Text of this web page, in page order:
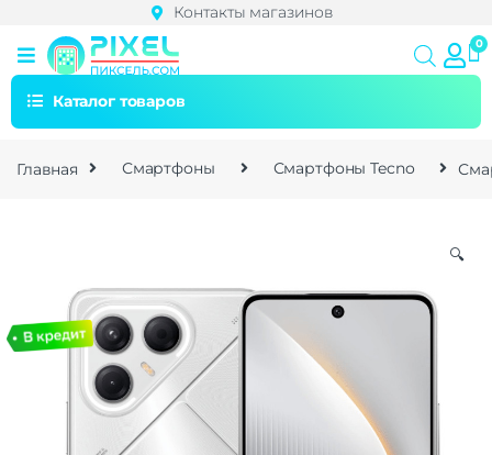
Контакты магазинов
Каталог товаров
Главная Смартфоны Смартфоны Tecno
🔍